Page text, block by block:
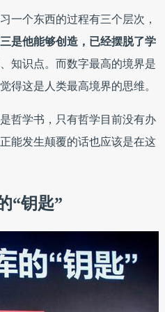
一个东西的过程有三个层次，
是他能够创造，已经摆脱了学
知识点。而数字最高的境界是
觉得这是人类最高境界的思维。
哲学书，只有哲学目前没有办
能发生颠覆的话也应该是在这
“钥匙”